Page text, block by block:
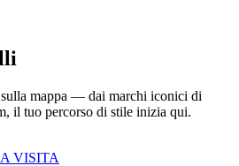
mappa — dai marchi iconici di
il tuo percorso di stile inizia qui.
VISITA